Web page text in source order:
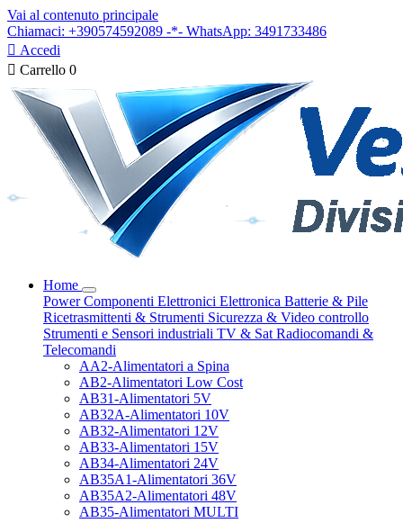
Vai al contenuto principale
Chiamaci: +390574592089 -*- WhatsApp: 3491733486
 Accedi
 Carrello 0
Home
PowerComponenti Elettronici Elettronica Batterie & Pile
Ricetrasmittenti & Strumenti Sicurezza & Video controllo
Strumenti e Sensori industriali TV & Sat Radiocomandi &
Telecomandi
AA2-Alimentatori a Spina
AB2-Alimentatori Low Cost
AB31-Alimentatori 5V
AB32A-Alimentatori 10V
AB32-Alimentatori 12V
AB33-Alimentatori 15V
AB34-Alimentatori 24V
AB35A1-Alimentatori 36V
AB35A2-Alimentatori 48V
AB35-Alimentatori MULTI